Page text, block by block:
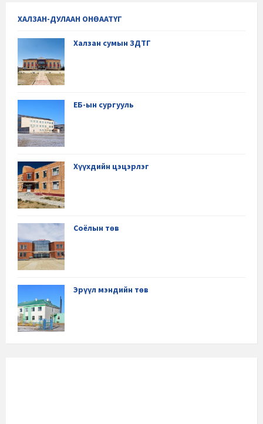
ХАЛЗАН-ДУЛААН ОНӨААТҮГ
Халзан сумын ЗДТГ
ЕБ-ын сургууль
Хүүхдийн цэцэрлэг
Соёлын төв
Эрүүл мэндийн төв